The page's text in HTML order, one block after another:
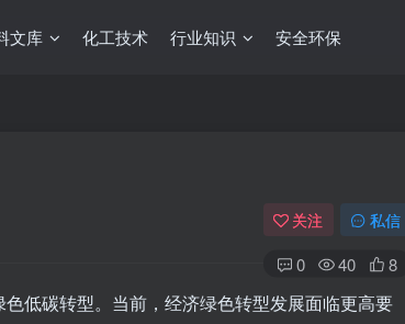
文库 化工技术 行业知识 安全环保
关注 私信
0 40 8
低碳转型。当前，经济绿色转型发展面临更高要